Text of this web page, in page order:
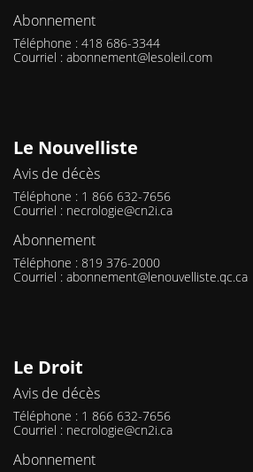
Abonnement
Téléphone : 418 686-3344
Courriel : abonnement@lesoleil.com
Le Nouvelliste
Avis de décès
Téléphone : 1 866 632-7656
Courriel : necrologie@cn2i.ca
Abonnement
Téléphone : 819 376-2000
Courriel : abonnement@lenouvelliste.qc.ca
Le Droit
Avis de décès
Téléphone : 1 866 632-7656
Courriel : necrologie@cn2i.ca
Abonnement